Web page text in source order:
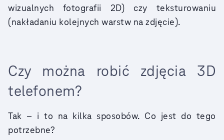
wizualnych fotografii 2D) czy teksturowaniu
(nakładaniu kolejnych warstw na zdjęcie).
Czy można robić zdjęcia 3D
telefonem?
Tak – i to na kilka sposobów. Co jest do tego
potrzebne?